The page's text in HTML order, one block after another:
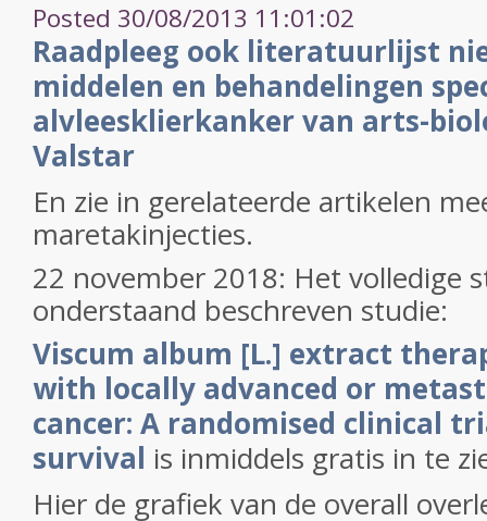
Posted 30/08/2013 11:01:02
Raadpleeg ook literatuurlijst
middelen en behandelingen
alvleesklierkanker van arts-
Valstar
En zie in gerelateerde artikelen
maretakinjecties.
22 november 2018: Het volledige
onderstaand beschreven studie:
Viscum album [L.] extract
with locally advanced or
cancer: A randomised clinical
survival is inmiddels gratis in te
Hier de grafiek van de overall